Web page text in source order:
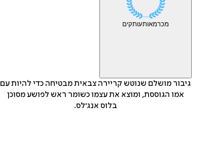
מכרמאותעותקים
גיבור מושלם שנוטש קריירה צבאית מבטיחה כדי להיות עם
אמו הגוססת, ומוצא את עצמו כשומר ראש לפושע מסוכן
בלוס אנג'לס.